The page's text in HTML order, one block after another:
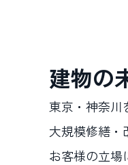
建物の
東京・神奈川
大規模修繕・
お客様の立場